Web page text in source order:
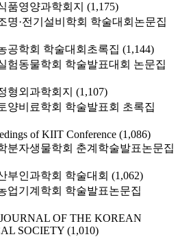
품영양과학회지 (1,175)
명·전기설비학회 학술대회논문집
공학회 학술대회초록집 (1,144)
험동물학회 학술발표대회 논문집
형외과학회지 (1,107)
양비료학회 학술발표회 초록집
of KIIT Conference (1,086)
분자생물학회 춘계학술발표논문집
부인과학회 학술대회 (1,062)
업기계학회 학술발표논문집
OF THE KOREAN
SOCIETY (1,010)